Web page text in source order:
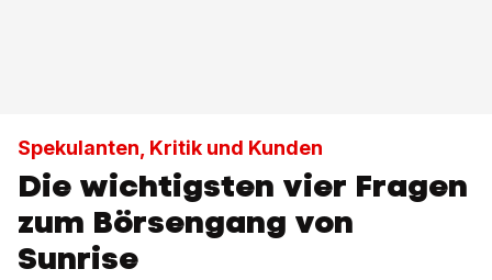
Spekulanten, Kritik und Kunden
Die wichtigsten vier Fragen
zum Börsengang von
Sunrise